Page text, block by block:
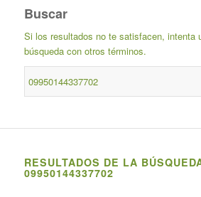
Buscar
Si los resultados no te satisfacen, intenta
búsqueda con otros términos.
RESULTADOS DE LA
09950144337702